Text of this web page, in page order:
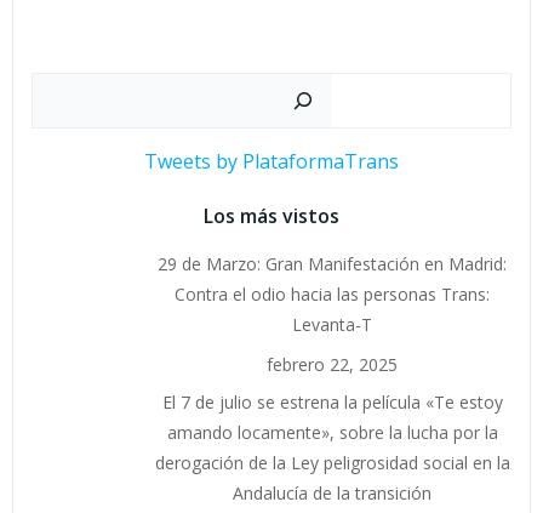
Tweets by PlataformaTrans
Los más vistos
29 de Marzo: Gran Manifestación en Madrid:
Contra el odio hacia las personas Trans:
Levanta-T
febrero 22, 2025
El 7 de julio se estrena la película «Te estoy
amando locamente», sobre la lucha por la
derogación de la Ley peligrosidad social en la
Andalucía de la transición